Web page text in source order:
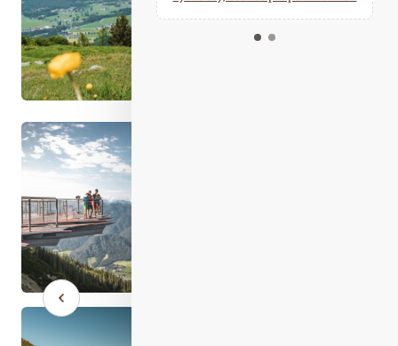
Kalendář událostí
Odebírejte náš newsletter